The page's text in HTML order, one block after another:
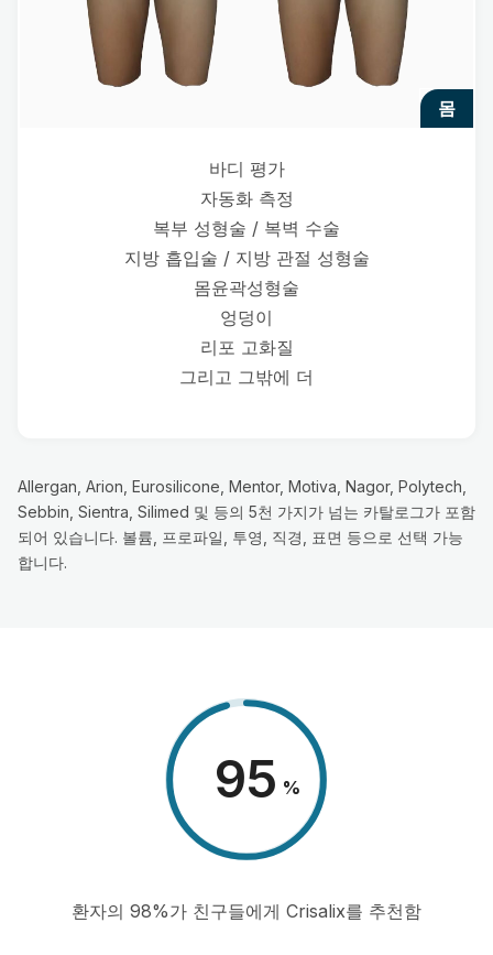
몸
바디 평가
자동화 측정
복부 성형술 / 복벽 수술
지방 흡입술 / 지방 관절 성형술
몸윤곽성형술
엉덩이
리포 고화질
그리고 그밖에 더
Allergan, Arion, Eurosilicone, Mentor, Motiva, Nagor, Polytech,
Sebbin, Sientra, Silimed 및 등의 5천 가지가 넘는 카탈로그가 포함
되어 있습니다. 볼륨, 프로파일, 투영, 직경, 표면 등으로 선택 가능
합니다.
98 %
환자의 98%가 친구들에게 Crisalix를 추천함